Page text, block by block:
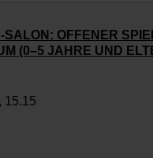
SALON: OFFENER
(0–5 JAHRE UND
15.15